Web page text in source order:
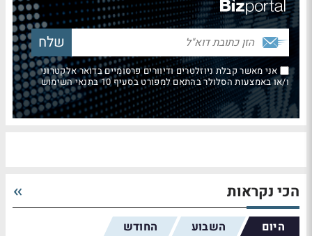
אני מאשר קבלת ניוזלטרים ודיוורים פרסומיים בדואר אלקטרוני
ו/או באמצעות הסלולר בהתאם למפורט בסעיף 10 בתנאי השימוש
הכי נקראות
היום השבוע החודש